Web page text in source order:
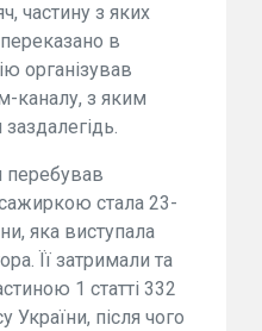
частину з яких
в
організував
каналу, з яким
перебував
стала 23-
яка виступала
Її затримали та
1 статті 332
України, після чого